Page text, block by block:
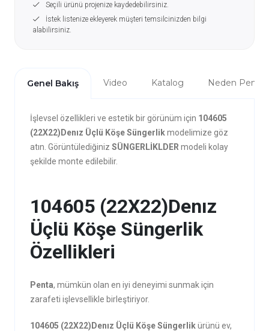
Seçili ürünü projenize kaydedebilirsiniz.
İstek listenize ekleyerek müşteri temsilcinizden bilgi
alabilirsiniz.
Genel Bakış Video Katalog Neden Penta?
İşlevsel özellikleri ve estetik bir görünüm için 104605
(22X22)Denız Üçlü Köşe Süngerlikmodelimize göz
atın. Görüntülediğiniz SÜNGERLİKLDER modeli kolay
şekilde monte edilebilir.
104605 (22X22)Denız
Üçlü Köşe Süngerlik
Özellikleri
Penta, mümkün olan en iyi deneyimi sunmak için
zarafeti işlevsellikle birleştiriyor.
104605 (22X22)Denız Üçlü Köşe Süngerlikürünü ev,